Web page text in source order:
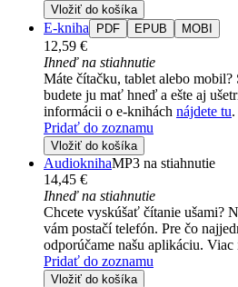
Vložiť do košíka
E-kniha PDF EPUB MOBI
12,59 €
Ihneď na stiahnutie
Máte čítačku, tablet alebo
budete ju mať hneď a ešte aj
informácii o e-knihách nájdete tu.
Pridať do zoznamu
Vložiť do košíka
AudioknihaMP3 na stiahnutie
14,45 €
Ihneď na stiahnutie
Chcete vyskúšať čítanie ušami?
vám postačí telefón. Pre čo
odporúčame našu aplikáciu.
Pridať do zoznamu
Vložiť do košíka